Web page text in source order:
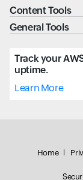
Content Tools
General Tools
Track your
uptime.
Learn More
Home